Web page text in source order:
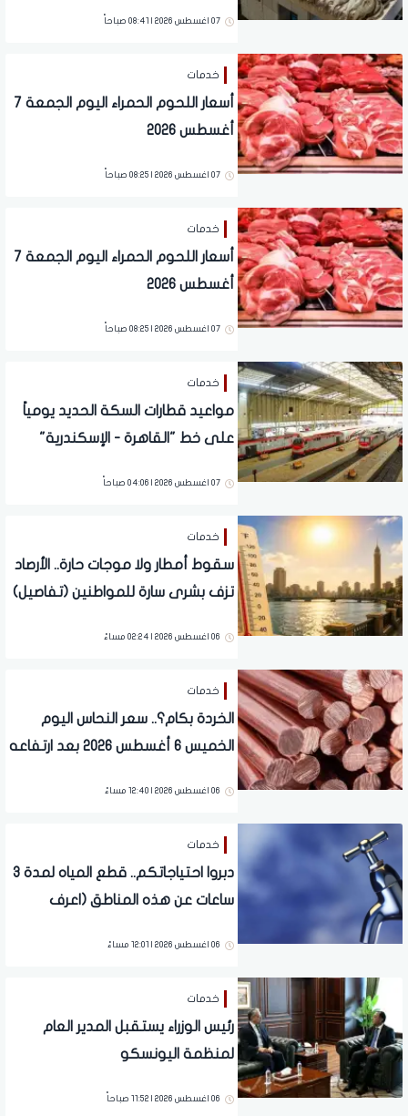
07 اغسطس 2026 | 08:41 صباحاً
خدمات
أسعار اللحوم الحمراء اليوم الجمعة 7
أغسطس 2026
07 اغسطس 2026 | 08:25 صباحاً
خدمات
أسعار اللحوم الحمراء اليوم الجمعة 7
أغسطس 2026
07 اغسطس 2026 | 08:25 صباحاً
خدمات
مواعيد قطارات السكة الحديد يومياً
على خط "القاهرة - الإسكندرية"
07 اغسطس 2026 | 04:06 صباحاً
خدمات
سقوط أمطار ولا موجات حارة.. الأرصاد
تزف بشرى سارة للمواطنين (تفاصيل)
06 اغسطس 2026 | 02:24 مساءً
خدمات
الخردة بكام؟.. سعر النحاس اليوم
الخميس 6 أغسطس 2026 بعد ارتفاعه
06 اغسطس 2026 | 12:40 مساءً
خدمات
دبروا احتياجاتكم.. قطع المياه لمدة 3
ساعات عن هذه المناطق (اعرف
06 اغسطس 2026 | 12:01 مساءً
خدمات
رئيس الوزراء يستقبل المدير العام
لمنظمة اليونسكو
06 اغسطس 2026 | 11:52 صباحاً